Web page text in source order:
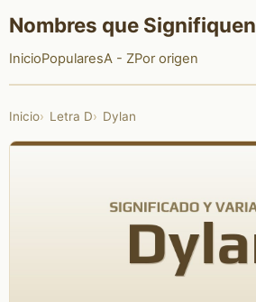
Nombres que Signifiquen
InicioPopularesA - ZPor origen
Inicio Letra D Dylan